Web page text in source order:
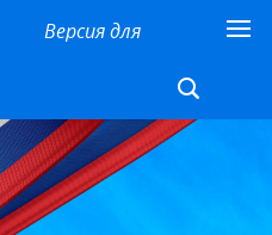
Версия для